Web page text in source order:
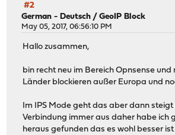
#2
German - Deutsch /GeoIP Block
May 05, 2017, 06:56:10 PM
Hallo zusammen,
bin recht neu im Bereich Opnsense
Länder blockieren außer Europa und
Im IPS Mode geht das aber dann steigt
Verbindung immer aus daher habe ich
heraus gefunden das es wohl besser